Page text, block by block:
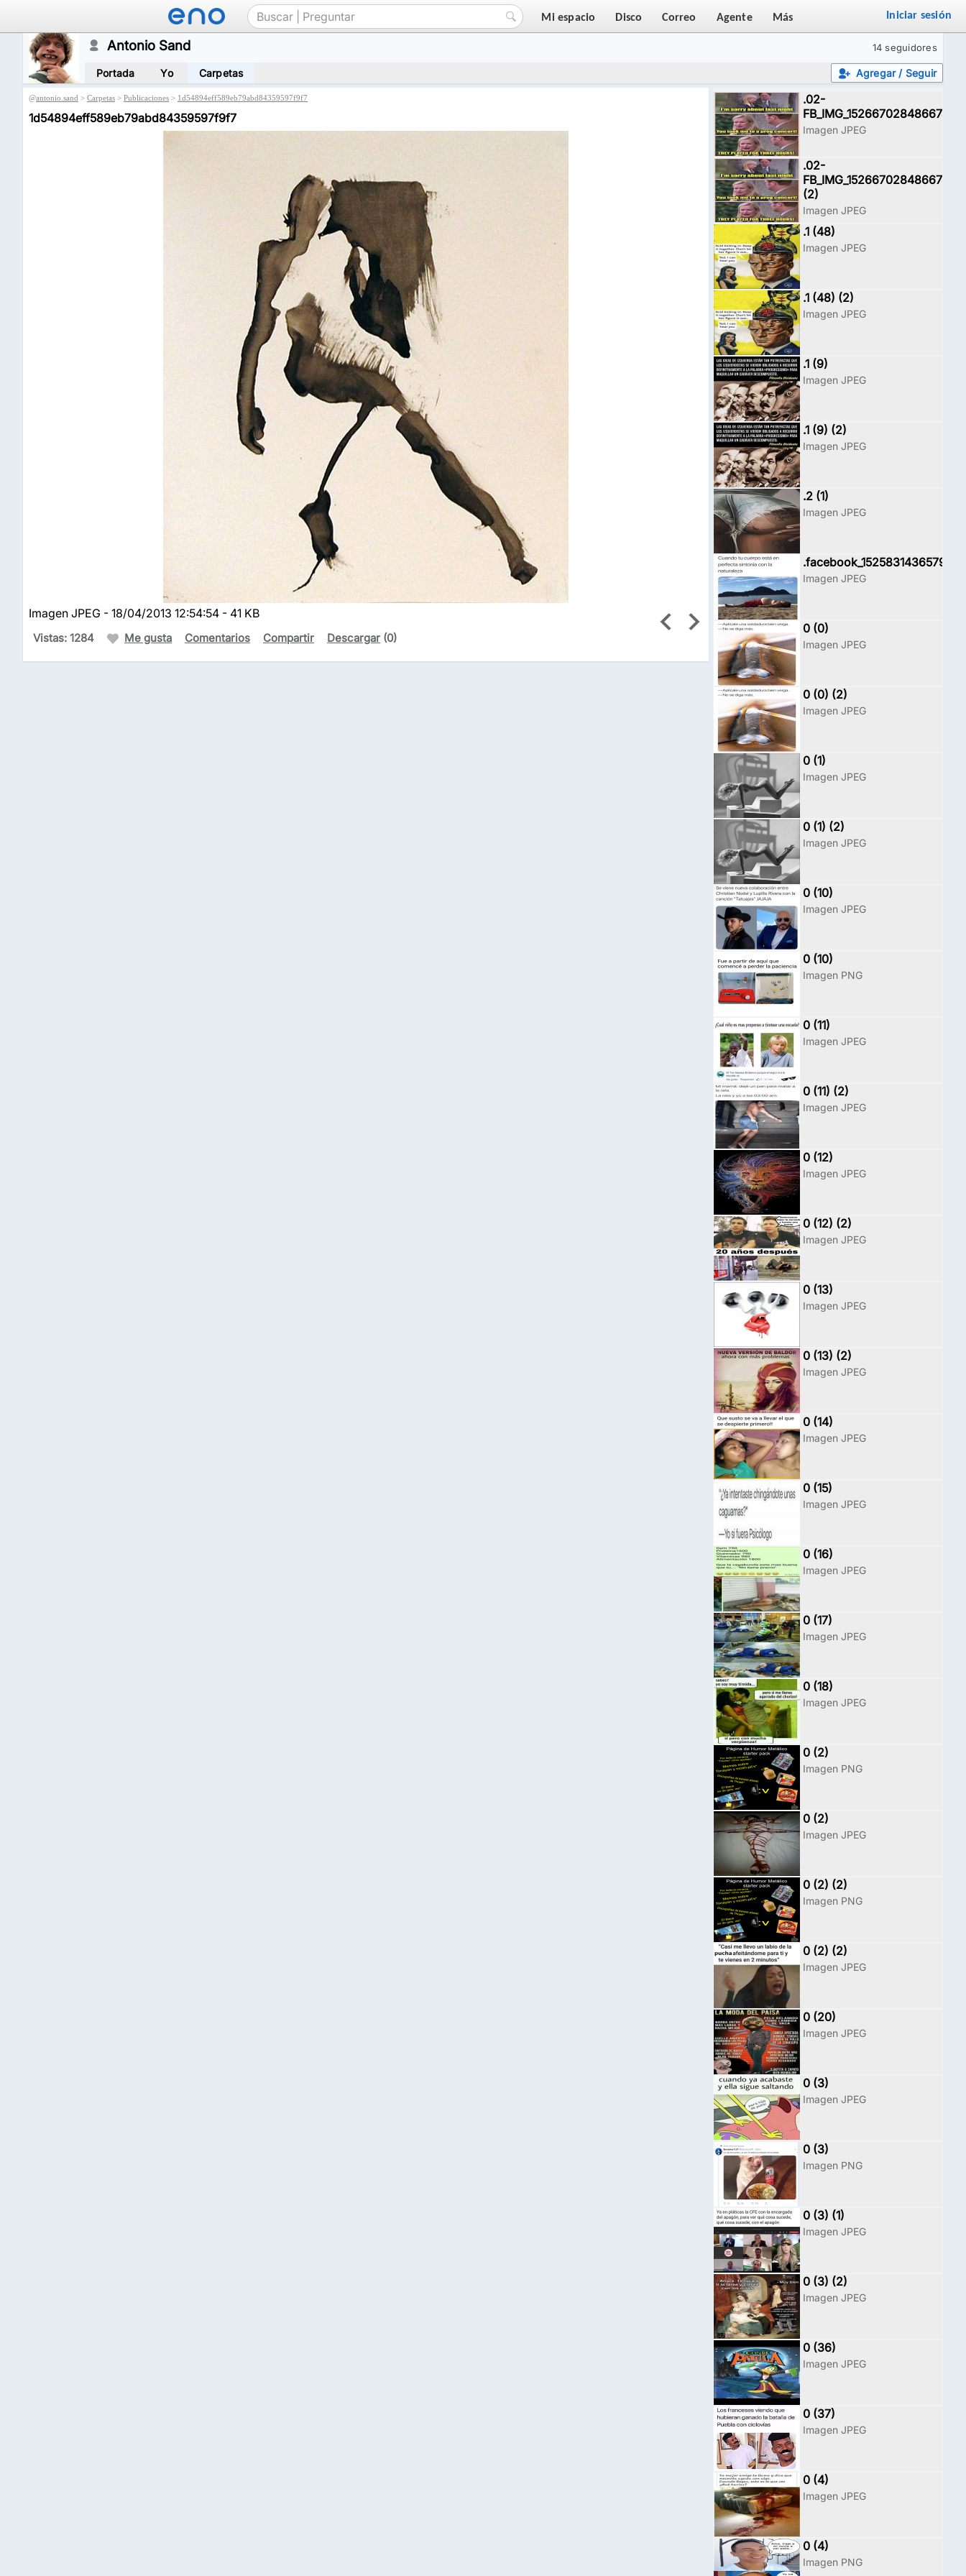
Mi espacio Disco Correo Agente Más Iniciar sesión
14 seguidores
Antonio Sand
Agregar / Seguir
Portada Yo Carpetas
@antonio.sand > Carpetas > Publicaciones > 1d54894eff589eb79abd84359597f9f7
1d54894eff589eb79abd84359597f9f7
Imagen JPEG - 18/04/2013 12:54:54 - 41 KB
Vistas: 1284 Me gusta Comentarios Compartir Descargar (0)
.02-
FB_IMG_15266702848667468
Imagen JPEG
.02-
FB_IMG_15266702848667468
(2)
Imagen JPEG
.1 (48)
Imagen JPEG
.1 (48) (2)
Imagen JPEG
.1 (9)
Imagen JPEG
.1 (9) (2)
Imagen JPEG
.2 (1)
Imagen JPEG
.facebook_1525831436579
Imagen JPEG
0 (0)
Imagen JPEG
0 (0) (2)
Imagen JPEG
0 (1)
Imagen JPEG
0 (1) (2)
Imagen JPEG
0 (10)
Imagen JPEG
0 (10)
Imagen PNG
0 (11)
Imagen JPEG
0 (11) (2)
Imagen JPEG
0 (12)
Imagen JPEG
0 (12) (2)
Imagen JPEG
0 (13)
Imagen JPEG
0 (13) (2)
Imagen JPEG
0 (14)
Imagen JPEG
0 (15)
Imagen JPEG
0 (16)
Imagen JPEG
0 (17)
Imagen JPEG
0 (18)
Imagen JPEG
0 (2)
Imagen PNG
0 (2)
Imagen JPEG
0 (2) (2)
Imagen PNG
0 (2) (2)
Imagen JPEG
0 (20)
Imagen JPEG
0 (3)
Imagen JPEG
0 (3)
Imagen PNG
0 (3) (1)
Imagen JPEG
0 (3) (2)
Imagen JPEG
0 (36)
Imagen JPEG
0 (37)
Imagen JPEG
0 (4)
Imagen JPEG
0 (4)
Imagen PNG